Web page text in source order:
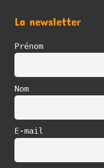
La newsletter
Prénom
Nom
E-mail